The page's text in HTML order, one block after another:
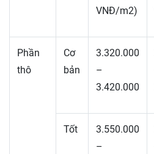
VNĐ/m2)
Phần
thô
Cơ
bản
3.320.000
–
3.420.000
Tốt
3.550.000
–